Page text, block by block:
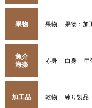
果物 果物 果物：加
魚介
海藻
赤身 白身 甲
加工品 乾物 練り製品